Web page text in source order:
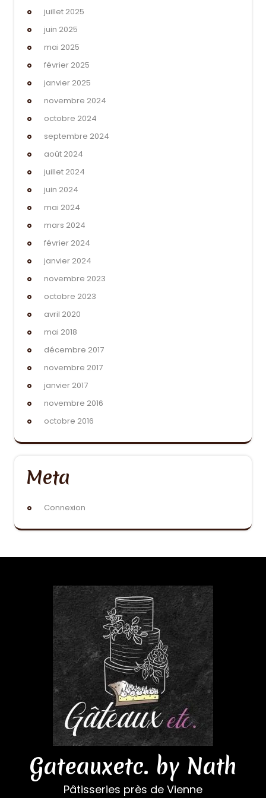
juillet 2025
juin 2025
mai 2025
février 2025
janvier 2025
novembre 2024
octobre 2024
septembre 2024
août 2024
juillet 2024
juin 2024
mai 2024
mars 2024
février 2024
janvier 2024
novembre 2023
octobre 2023
avril 2020
mai 2018
décembre 2017
novembre 2017
janvier 2017
novembre 2016
octobre 2016
Meta
Connexion
Gateauxetc. by Nath
Pâtisseries près de Vienne